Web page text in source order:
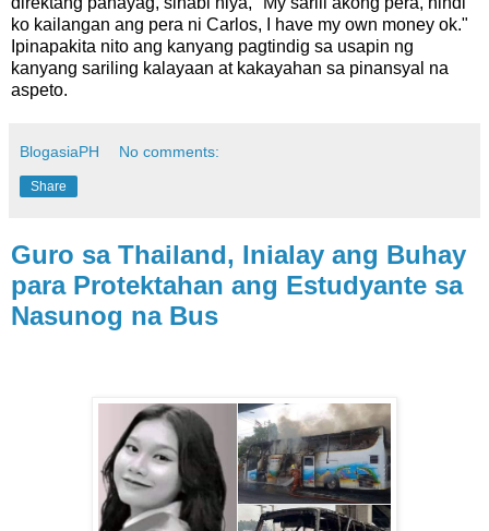
ko kailangan ang pera ni Carlos, I have my own money ok."
Ipinapakita nito ang kanyang pagtindig sa usapin ng
kanyang sariling kalayaan at kakayahan sa pinansyal na
aspeto.
BlogasiaPH No comments:
Share
Guro sa Thailand, Inialay ang Buhay
para Protektahan ang Estudyante sa
Nasunog na Bus